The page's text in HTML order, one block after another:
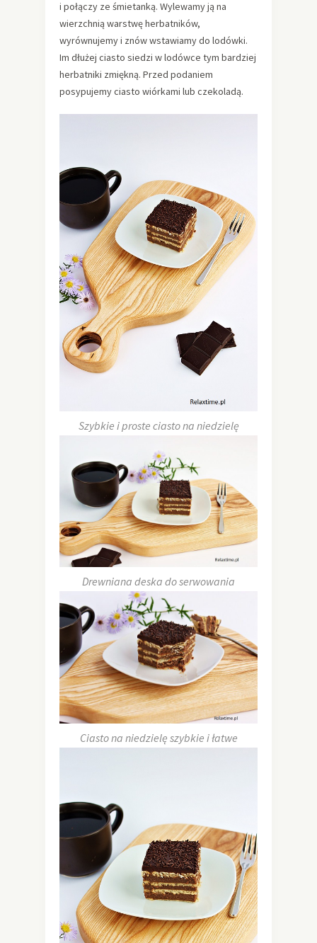
i połączy ze śmietanką. Wylewamy ją na
wierzchnią warstwę herbatników,
wyrównujemy i znów wstawiamy do lodówki.
Im dłużej ciasto siedzi w lodówce tym bardziej
herbatniki zmiękną. Przed podaniem
posypujemy ciasto wiórkami lub czekoladą.
Szybkie i proste ciasto na niedzielę
Drewniana deska do serwowania
Ciasto na niedzielę szybkie i łatwe